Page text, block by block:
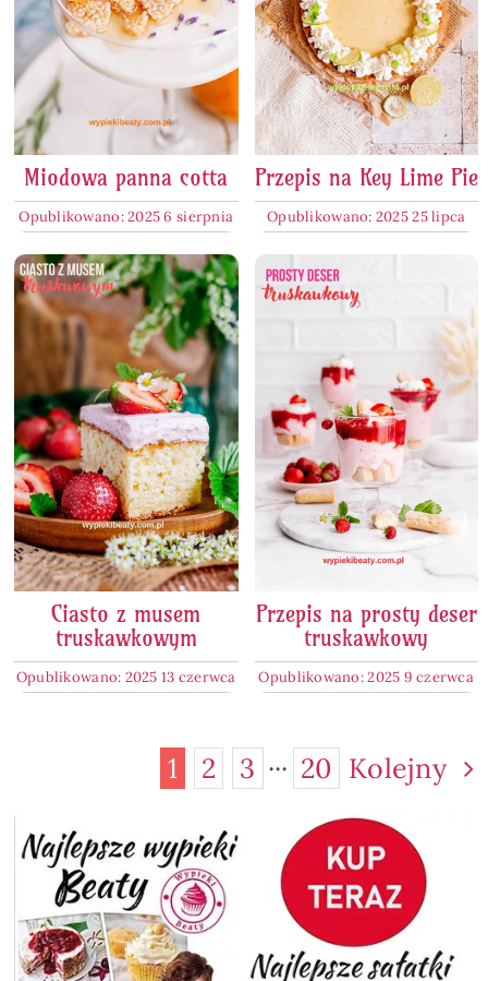
Miodowa panna cotta
Opublikowano: 2025 6 sierpnia
Przepis na Key Lime Pie
Opublikowano: 2025 25 lipca
Ciasto z musem
truskawkowym
Opublikowano: 2025 13 czerwca
Przepis na prosty deser
truskawkowy
Opublikowano: 2025 9 czerwca
1 2 3 ··· 20 Kolejny